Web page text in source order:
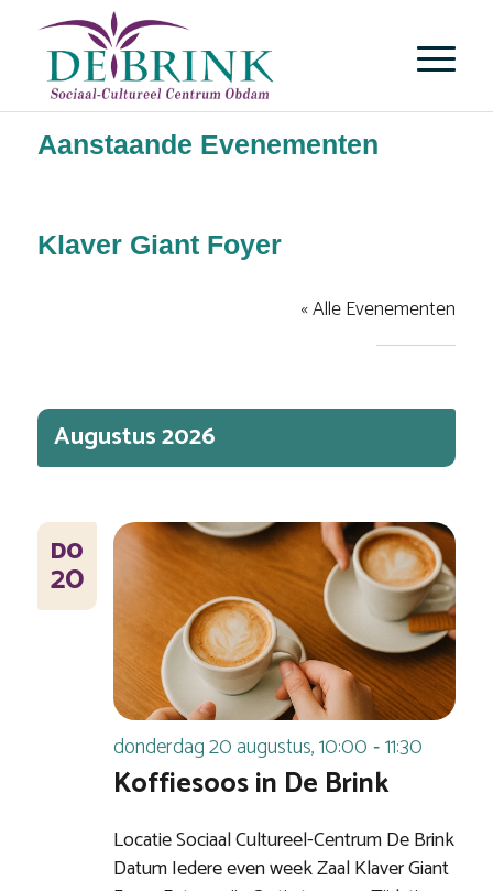
Aanstaande Evenementen
Klaver Giant Foyer
« Alle Evenementen
een
datum.
Augustus 2026
DO
20
donderdag 20 augustus, 10:00 - 11:30
Koffiesoos in De Brink
Locatie Sociaal Cultureel-Centrum De Brink
Datum Iedere even week Zaal Klaver Giant